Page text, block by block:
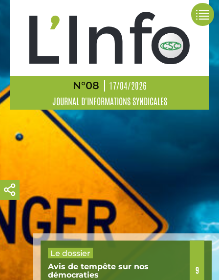
N°08
17/04/2026
JOURNAL D'INFORMATIONS SYNDICALES
Le dossier
Avis de tempête sur nos
démocraties
9